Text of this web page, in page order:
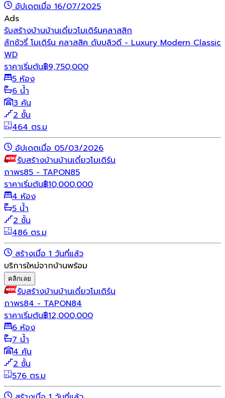
อัปเดตเมื่อ 16/07/2025
Ads
รับสร้างบ้านบ้านเดี่ยวโมเดิร์นคลาสสิก
ลักชัวรี่ โมเดิร์น คลาสสิค ดับบลิวดี - Luxury Modern Classic
WD
ราคาเริ่มต้น฿9,750,000
5 ห้อง
6 น้ำ
3 คัน
2 ชั้น
464 ตร.ม
อัปเดตเมื่อ 05/03/2026
รับสร้างบ้านบ้านเดี่ยวโมเดิร์น
ถาพร85 - TAPON85
ราคาเริ่มต้น฿10,000,000
4 ห้อง
5 น้ำ
2 ชั้น
486 ตร.ม
สร้างเมื่อ 1 วันที่แล้ว
บริการใหม่จากบ้านพร้อม
คลิกเลย
รับสร้างบ้านบ้านเดี่ยวโมเดิร์น
ถาพร84 - TAPON84
ราคาเริ่มต้น฿12,000,000
6 ห้อง
7 น้ำ
4 คัน
2 ชั้น
576 ตร.ม